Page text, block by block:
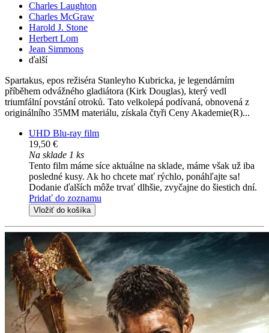
Charles Laughton
Charles McGraw
Harold J. Stone
Herbert Lom
Jean Simmons
ďalší
Spartakus, epos režiséra Stanleyho Kubricka, je legendárním
příběhem odvážného gladiátora (Kirk Douglas), který vedl
triumfální povstání otroků. Tato velkolepá podívaná, obnovená z
originálního 35MM materiálu, získala čtyři Ceny Akademie(R)...
UHD Blu-ray film
19,50 €
Na sklade 1 ks
Tento film máme síce aktuálne na sklade, máme však už iba
posledné kusy. Ak ho chcete mať rýchlo, ponáhľajte sa!
Dodanie ďalších môže trvať dlhšie, zvyčajne do šiestich dní.
Pridať do zoznamu
Vložiť do košíka